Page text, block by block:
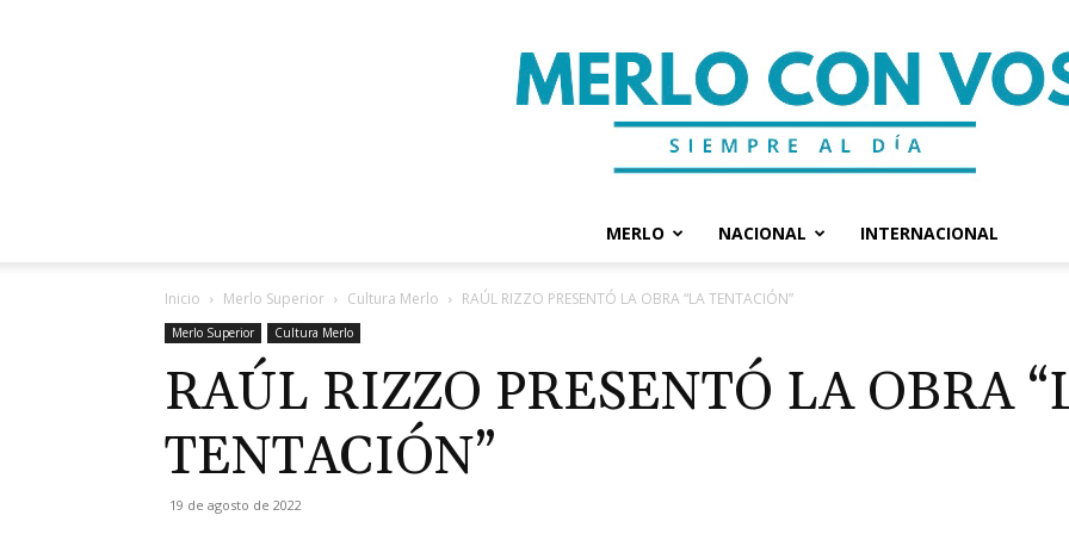
MERLO NACIONAL INTERNACIONAL
Inicio Merlo Superior Cultura Merlo RAÚL RIZZO PRESENTÓ LA OBRA “LA TENTACIÓN”
Merlo Superior Cultura Merlo
RAÚL RIZZO PRESENTÓ LA OBRA
TENTACIÓN”
19 de agosto de 2022